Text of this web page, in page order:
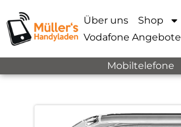
Über uns Shop
Vodafone Angebote
Mobiltelefone